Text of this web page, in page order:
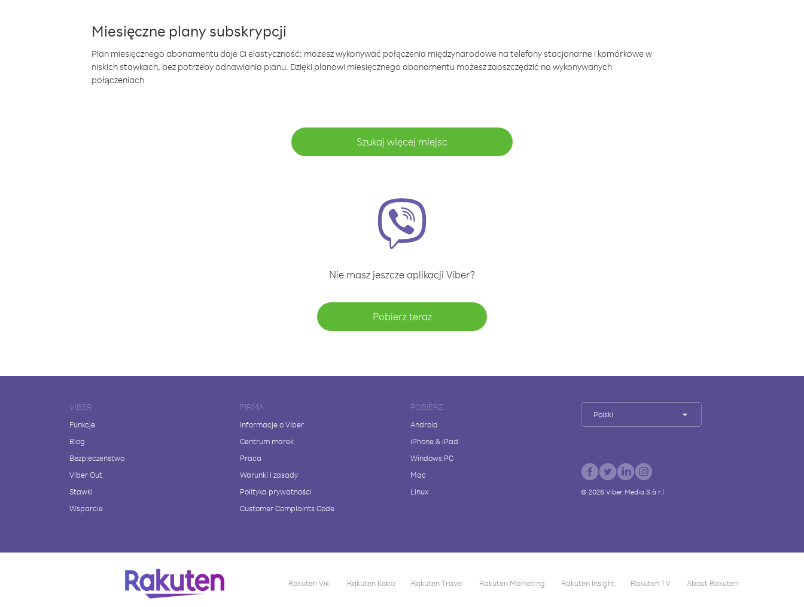
Miesięczne plany subskrypcji
Plan miesięcznego abonamentu daje Ci elastyczność: możesz wykonywać połączenia międzynarodowe na telefony stacjonarne i komórkowe w
niskich stawkach, bez potrzeby odnawiania planu. Dzięki planowi miesięcznego abonamentu możesz zaoszczędzić na wykonywanych
połączeniach
Szukaj więcej miejsc
Nie masz jeszcze aplikacji Viber?
Pobierz teraz
VIBER
Funkcje
Blog
Bezpieczeństwo
Viber Out
Stawki
Wsparcie
FIRMA
Informacje o Viber
Centrum marek
Praca
Warunki i zasady
Polityka prywatności
Customer Complaints Code
POBIERZ
Android
iPhone & iPad
Windows PC
Mac
Linux
Polski
© 2026 Viber Media S.à r.l.
Rakuten Viki Rakuten Kobo Rakuten Travel Rakuten Marketing Rakuten Insight Rakuten TV About Rakuten